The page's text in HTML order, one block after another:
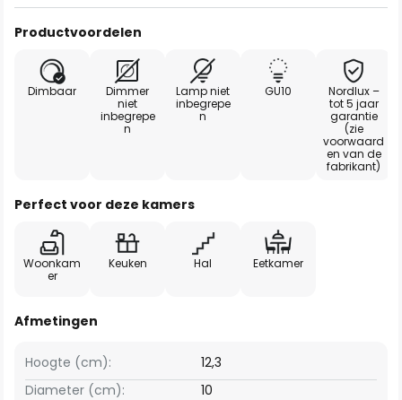
Productvoordelen
Dimbaar
Dimmer
niet
inbegrepe
n
Lamp niet
inbegrepe
n
GU10
Nordlux –
tot 5 jaar
garantie
(zie
voorwaard
en van de
fabrikant)
Perfect voor deze kamers
Woonkam
er
Keuken Hal Eetkamer
Afmetingen
Hoogte (cm):
12,3
Diameter (cm):
10